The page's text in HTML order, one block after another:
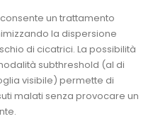
un trattamento
la dispersione
di cicatrici. La possibilità
subthreshold (al di
visibile) permette di
malati senza provocare un